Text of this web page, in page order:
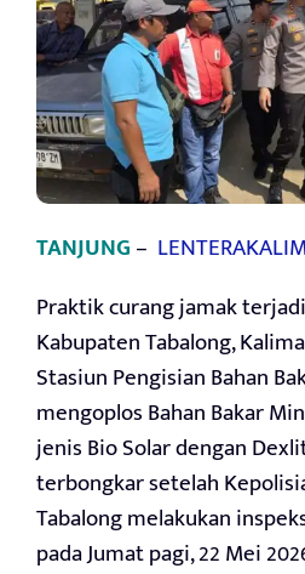
TANJUNG–
Praktik curang jamak
Kabupaten Tabalong,
Stasiun Pengisian Bahan
mengoplos Bahan Bakar
jenis Bio Solar dengan
terbongkar setelah
Tabalong melakukan
pada Jumat pagi, 22 Mei